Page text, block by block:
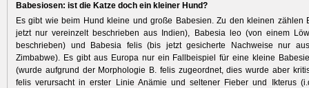
Babesiosen: ist die Katze doch ein kleiner Hund?
Es gibt wie beim Hund kleine und große Babesien. Zu den kleinen zählen
jetzt nur vereinzelt beschrieben aus Indien), Babesia leo (von einem
beschrieben) und Babesia felis (bis jetzt gesicherte Nachweise nur
Zimbabwe). Es gibt aus Europa nur ein Fallbeispiel für eine kleine
(wurde aufgrund der Morphologie B. felis zugeordnet, dies wurde aber
felis verursacht in erster Linie Anämie und seltener Fieber und Ikterus